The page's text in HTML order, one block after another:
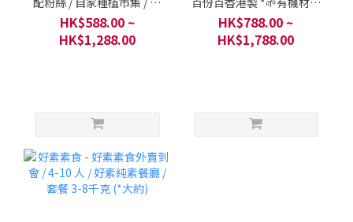
港製造 / 每 1 盆 2-3.5千克
HK$588.00 ~
HK$1,288.00
* 以及即叫即做材料 / 大約
3000-5000克
HK$788.00 ~
HK$1,788.00